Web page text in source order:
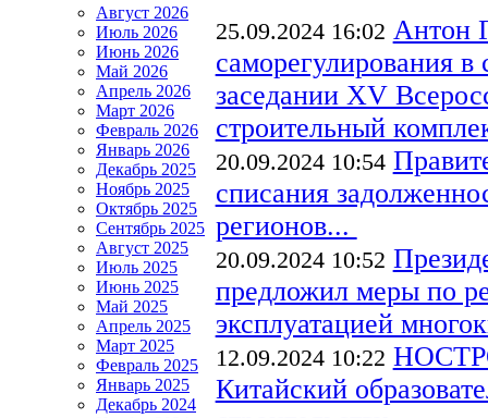
Август 2026
Июль 2026
Июнь 2026
Май 2026
Апрель 2026
Март 2026
Февраль 2026
Январь 2026
Декабрь 2025
Ноябрь 2025
Октябрь 2025
Сентябрь 2025
Август 2025
Июль 2025
Июнь 2025
Май 2025
Апрель 2025
Март 2025
Февраль 2025
Январь 2025
Декабрь 2024
25.09.2024 16:02 Антон
саморегулирования в
заседании XV
строительный
20.09.2024 10:54
списания
регионов...
20.09.2024 10:52
предложил меры по
эксплуатацией
12.09.2024 10:22
Китайский